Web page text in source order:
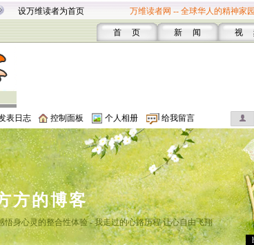
设万维读者为首页 万维读者网 -- 全球华人的精神家园
首 页 新 闻 视
表日志 控制面板 个人相册 给我留言
方的博客
身心灵的整合性体验 - 我走过的心路历程 让心自由飞翔